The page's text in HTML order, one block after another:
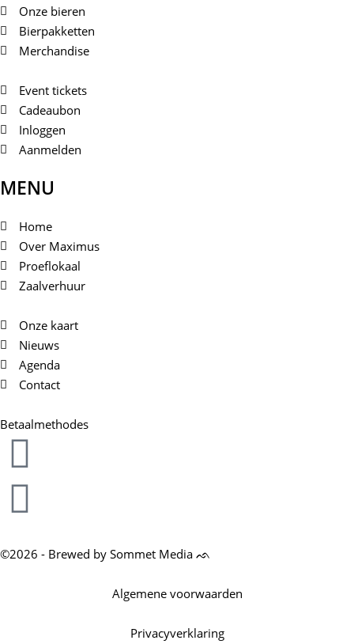
Onze bieren
Bierpakketten
Merchandise
Event tickets
Cadeaubon
Inloggen
Aanmelden
MENU
Home
Over Maximus
Proeflokaal
Zaalverhuur
Onze kaart
Nieuws
Agenda
Contact
Betaalmethodes
©2026 - Brewed by Sommet Media ᨒ
Algemene voorwaarden
Privacyverklaring